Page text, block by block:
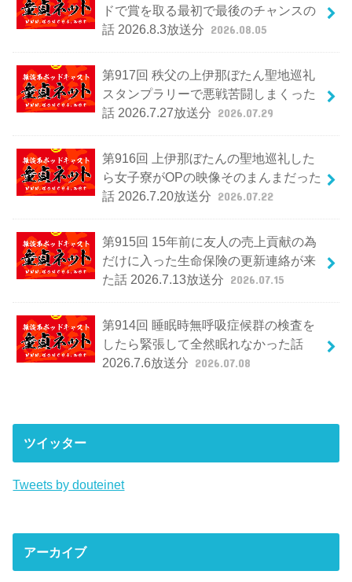
ドで賞を取る最初で最後のチャンスの
話 2026.8.3放送分 2026.08.05
第917回 秩父の上伊那ぼたん聖地巡礼
スタンプラリーで悪戦苦闘しまくった
話 2026.7.27放送分 2026.07.29
第916回 上伊那ぼたんの聖地巡礼した
ら女子寮がOPの映像そのまんまだった
話 2026.7.20放送分 2026.07.22
第915回 15年前に友人の売上貢献の為
だけに入った生命保険の更新連絡が来
た話 2026.7.13放送分 2026.07.15
第914回 睡眠時無呼吸症候群の検査を
したら緊張して全然眠れなかった話
2026.7.6放送分 2026.07.08
ツイッター
Tweets by douteinet
アーカイブ